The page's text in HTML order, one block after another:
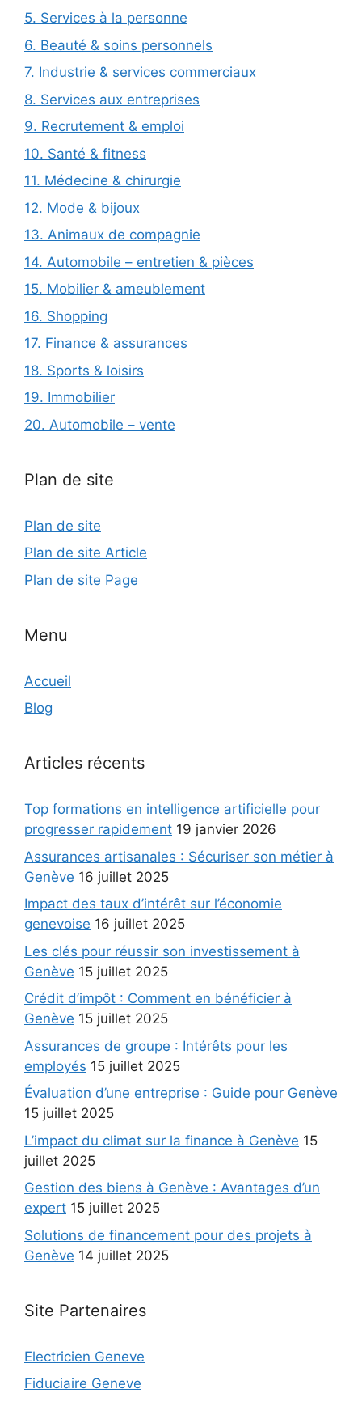
5. Services à la personne
6. Beauté & soins personnels
7. Industrie & services commerciaux
8. Services aux entreprises
9. Recrutement & emploi
10. Santé & fitness
11. Médecine & chirurgie
12. Mode & bijoux
13. Animaux de compagnie
14. Automobile – entretien & pièces
15. Mobilier & ameublement
16. Shopping
17. Finance & assurances
18. Sports & loisirs
19. Immobilier
20. Automobile – vente
Plan de site
Plan de site
Plan de site Article
Plan de site Page
Menu
Accueil
Blog
Articles récents
Top formations en intelligence artificielle pour
progresser rapidement 19 janvier 2026
Assurances artisanales : Sécuriser son métier à
Genève 16 juillet 2025
Impact des taux d’intérêt sur l’économie
genevoise 16 juillet 2025
Les clés pour réussir son investissement à
Genève 15 juillet 2025
Crédit d’impôt : Comment en bénéficier à
Genève 15 juillet 2025
Assurances de groupe : Intérêts pour les
employés 15 juillet 2025
Évaluation d’une entreprise : Guide pour Genève
15 juillet 2025
L’impact du climat sur la finance à Genève 15
juillet 2025
Gestion des biens à Genève : Avantages d’un
expert 15 juillet 2025
Solutions de financement pour des projets à
Genève 14 juillet 2025
Site Partenaires
Electricien Geneve
Fiduciaire Geneve